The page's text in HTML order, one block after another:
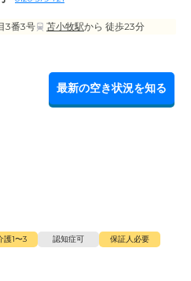
3番3号 苫小牧駅から 徒歩23分
最新の空き状況を知る
護1〜3 認知症可
保証人必要